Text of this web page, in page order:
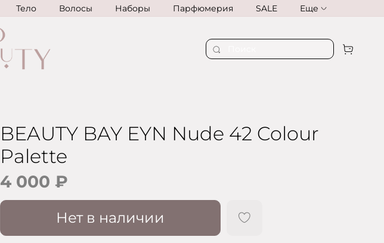
Тело Волосы Наборы Парфюмерия SALE Еще
BEAUTY BAY EYN Nude 42 Colour
Palette
4 000 ₽
Нет в наличии